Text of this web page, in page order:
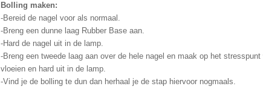
Bolling maken:
-Bereid de nagel voor als normaal.
-Breng een dunne laag Rubber Base aan.
-Hard de nagel uit in de lamp.
-Breng een tweede laag aan over de hele nagel en maak op het
vloeien en hard uit in de lamp.
-Vind je de bolling te dun dan herhaal je de stap hiervoor nogmaals.